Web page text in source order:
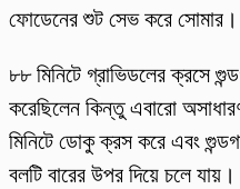
ফোডেনের শুট সেভ করে সোমার।
৮৮ মিনিটে গ্রাভিডলের ক্রসে
করেছিলেন কিন্তু এবারো
মিনিটে ডোকু ক্রস করে এবং
বলটি বারের উপর দিয়ে চলে যায়।